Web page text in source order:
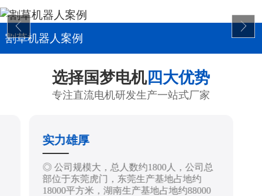
割草机器人案例
选择国梦电机四大优势
专注直流电机研发生产一站式厂家
实力雄厚
◎ 公司规模大，总人数约1800人，公司总
部位于东莞虎门，东莞生产基地占地约
18000平方米，湖南生产基地占地约88000